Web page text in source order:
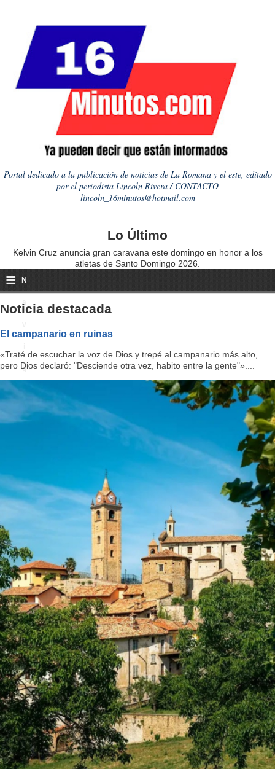
Portal dedicado a la publicación de noticias de La Romana y el este, editado
por el periodista Lincoln Rivera / CONTACTO
lincoln_16minutos@hotmail.com
Lo Último
Kelvin Cruz anuncia gran caravana este domingo en honor a los
atletas de Santo Domingo 2026.
≡ N
a
g
a
ti
Noticia destacada
El campanario en ruinas
«Traté de escuchar la voz de Dios y trepé al campanario más alto,
pero Dios declaró: "Desciende otra vez, habito entre la gente"»....